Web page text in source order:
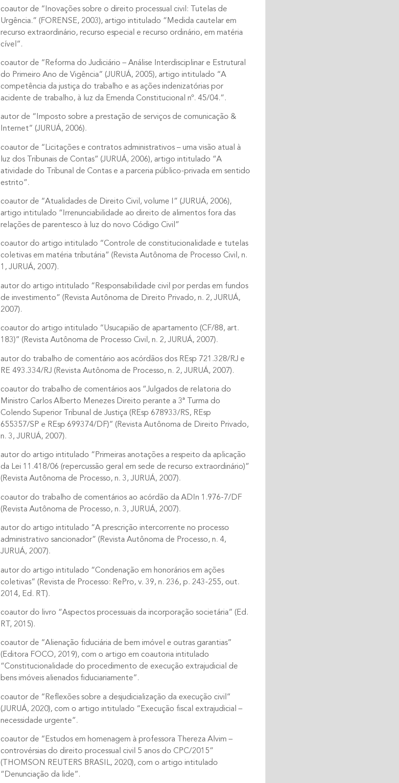
coautor de “Inovações sobre o direito processual civil: Tutelas de
Urgência.” (FORENSE, 2003), artigo intitulado “Medida cautelar em
recurso extraordinário, recurso especial e recurso ordinário, em matéria
cível”.
coautor de “Reforma do Judiciário – Análise Interdisciplinar e Estrutural
do Primeiro Ano de Vigência” (JURUÁ, 2005), artigo intitulado “A
competência da justiça do trabalho e as ações indenizatórias por
acidente de trabalho, à luz da Emenda Constitucional nº. 45/04.”.
autor de “Imposto sobre a prestação de serviços de comunicação &
Internet” (JURUÁ, 2006).
coautor de “Licitações e contratos administrativos – uma visão atual à
luz dos Tribunais de Contas” (JURUÁ, 2006), artigo intitulado “A
atividade do Tribunal de Contas e a parceria público-privada em sentido
estrito”.
coautor de “Atualidades de Direito Civil, volume I” (JURUÁ, 2006),
artigo intitulado “Irrenunciabilidade ao direito de alimentos fora das
relações de parentesco à luz do novo Código Civil”
coautor do artigo intitulado “Controle de constitucionalidade e tutelas
coletivas em matéria tributária” (Revista Autônoma de Processo Civil, n.
1, JURUÁ, 2007).
autor do artigo intitulado “Responsabilidade civil por perdas em fundos
de investimento” (Revista Autônoma de Direito Privado, n. 2, JURUÁ,
2007).
coautor do artigo intitulado “Usucapião de apartamento (CF/88, art.
183)” (Revista Autônoma de Processo Civil, n. 2, JURUÁ, 2007).
autor do trabalho de comentário aos acórdãos dos REsp 721.328/RJ e
RE 493.334/RJ (Revista Autônoma de Processo, n. 2, JURUÁ, 2007).
coautor do trabalho de comentários aos “Julgados de relatoria do
Ministro Carlos Alberto Menezes Direito perante a 3ª Turma do
Colendo Superior Tribunal de Justiça (REsp 678933/RS, REsp
655357/SP e REsp 699374/DF)” (Revista Autônoma de Direito Privado,
n. 3, JURUÁ, 2007).
autor do artigo intitulado “Primeiras anotações a respeito da aplicação
da Lei 11.418/06 (repercussão geral em sede de recurso extraordinário)”
(Revista Autônoma de Processo, n. 3, JURUÁ, 2007).
coautor do trabalho de comentários ao acórdão da ADIn 1.976-7/DF
(Revista Autônoma de Processo, n. 3, JURUÁ, 2007).
autor do artigo intitulado “A prescrição intercorrente no processo
administrativo sancionador” (Revista Autônoma de Processo, n. 4,
JURUÁ, 2007).
autor do artigo intitulado “Condenação em honorários em ações
coletivas” (Revista de Processo: RePro, v. 39, n. 236, p. 243-255, out.
2014, Ed. RT).
coautor do livro “Aspectos processuais da incorporação societária” (Ed.
RT, 2015).
coautor de “Alienação fiduciária de bem imóvel e outras garantias”
(Editora FOCO, 2019), com o artigo em coautoria intitulado
“Constitucionalidade do procedimento de execução extrajudicial de
bens imóveis alienados fiduciariamente”.
coautor de “Reflexões sobre a desjudicialização da execução civil”
(JURUÁ, 2020), com o artigo intitulado “Execução fiscal extrajudicial –
necessidade urgente”.
coautor de “Estudos em homenagem à professora Thereza Alvim –
controvérsias do direito processual civil 5 anos do CPC/2015”
(THOMSON REUTERS BRASIL, 2020), com o artigo intitulado
“Denunciação da lide”.